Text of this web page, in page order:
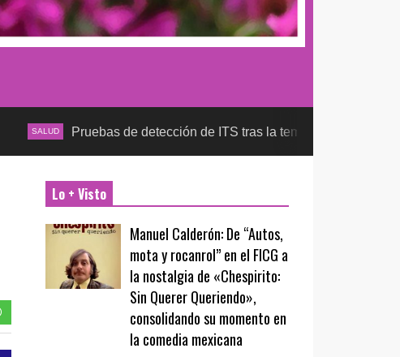
Pruebas de detección de ITS tras la temporada futbolera, aseguran
Lo + Visto
Manuel Calderón: De “Autos,
mota y rocanrol” en el FICG a
la nostalgia de «Chespirito:
Sin Querer Queriendo»,
consolidando su momento en
la comedia mexicana